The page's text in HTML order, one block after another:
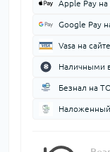
Apple Pay на
Google Pay
Vasa на
Наличными
Безнал на
Наложенный